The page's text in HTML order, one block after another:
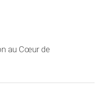
au Cœur de